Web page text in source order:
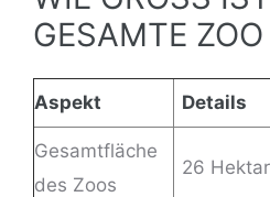
ESAMTE ZOO
Aspekt Details
Gesamtfläche
des Zoos
26 Hektar